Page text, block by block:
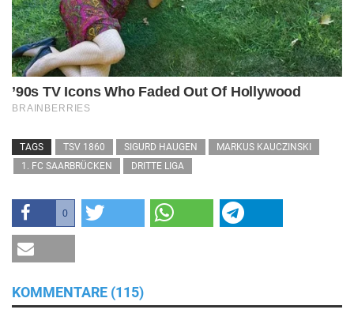
TAGS TSV 1860 SIGURD HAUGEN
MARKUS KAUCZINSKI
1. FC SAARBRÜCKEN
DRITTE LIGA
0
KOMMENTARE (115)